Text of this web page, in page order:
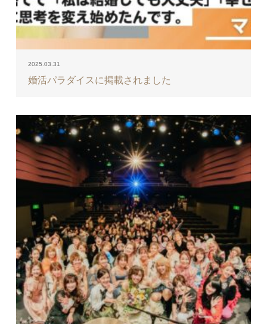
2025.03.31
婚活パラダイスに掲載されました